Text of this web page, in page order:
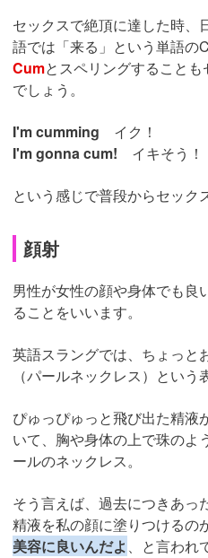
セックスで絶頂に達した時、
語では「来る」という単語の
Cumとスペリングすること
でしょう。
I'm cumming イク！
I'm gonna cum! イキそう！
という感じで普段からセック
顔射
男性が女性の顔や身体でも良
ることをいいます。
英語スラングでは、ちょっと
（パールネックレス）という
ぴゅっぴゅっと飛び出た精液
いて、胸や身体の上で珠のよ
ールのネックレス。
そう言えば、過去につきあっ
精液を私の顔に塗りつけるの
美容に良いんだよ、と言われ